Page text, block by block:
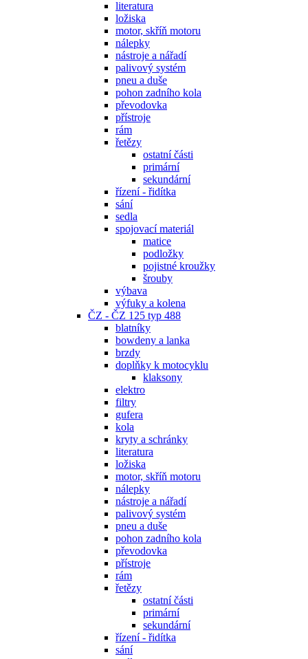
literatura
ložiska
motor, skříň motoru
nálepky
nástroje a nářadí
palivový systém
pneu a duše
pohon zadního kola
převodovka
přístroje
rám
řetězy
ostatní části
primární
sekundární
řízení - řidítka
sání
sedla
spojovací materiál
matice
podložky
pojistné kroužky
šrouby
výbava
výfuky a kolena
ČZ - ČZ 125 typ 488
blatníky
bowdeny a lanka
brzdy
doplňky k motocyklu
klaksony
elektro
filtry
gufera
kola
kryty a schránky
literatura
ložiska
motor, skříň motoru
nálepky
nástroje a nářadí
palivový systém
pneu a duše
pohon zadního kola
převodovka
přístroje
rám
řetězy
ostatní části
primární
sekundární
řízení - řidítka
sání